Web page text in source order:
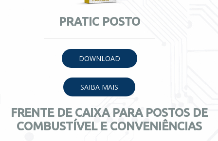
PRATIC POSTO
DOWNLOAD
SAIBA MAIS
FRENTE DE CAIXA PARA POSTOS DE
COMBUSTÍVEL E CONVENIÊNCIAS